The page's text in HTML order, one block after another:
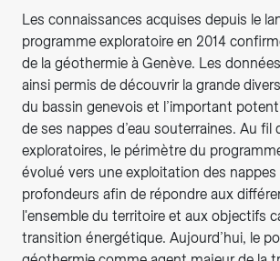
Les connaissances acquises depuis le
programme exploratoire en 2014
de la géothermie à Genève. Les
ainsi permis de découvrir la grande
du bassin genevois et l’important
de ses nappes d’eau souterraines. Au fil
exploratoires, le périmètre du
évolué vers une exploitation des
profondeurs afin de répondre aux
l'ensemble du territoire et aux objectifs
transition énergétique. Aujourd’hui, le